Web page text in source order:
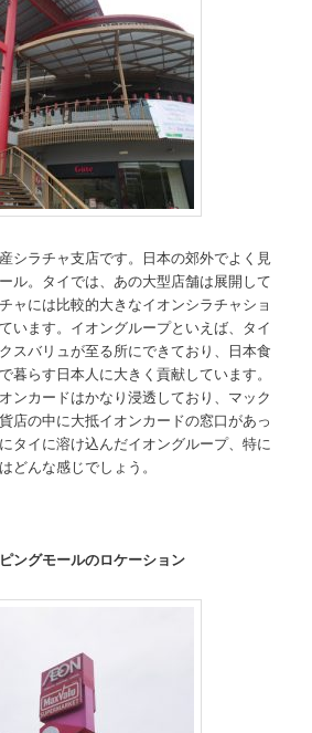
シラチャ支店です。日本の郊外でよく見
ル。タイでは、あの大型店舗は展開して
ャには比較的大きなイオンシラチャショ
います。イオングループといえば、タイ
スバリュが至る所にできており、日本食
暮らす日本人に大きく貢献しています。
ンカードはかなり浸透しており、マック
店の中に大抵イオンカードの窓口があっ
タイに溶け込んだイオングループ、特に
どんな感じでしょう。
ングモールのロケーション